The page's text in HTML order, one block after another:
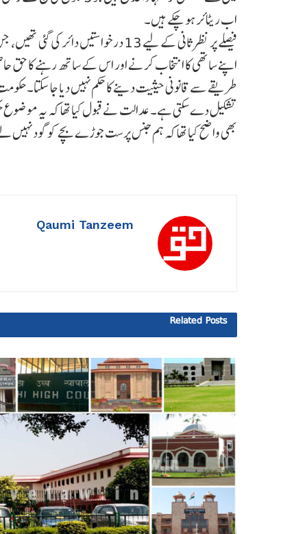
اب ریٹائر ہو چکے ہیں۔
فیصلے پر نظر ثانی کے لیے 13
اپنے ساتھی کا انتخاب کرنے اور اس کے ساتھ رہنے کا حق
طریقے سے قانونی حیثیت دینے کا حکم نہیں دیا جا سکتا۔
تشکیل دے سکتی ہے۔ عدالت نے قبول کیا تھا کہ یہ موضوع
بھی واضح کیا تھا کہ ہم جنس پرست جوڑے بچے کو گود نہیں
Qaumi Tanzeem
Related Posts